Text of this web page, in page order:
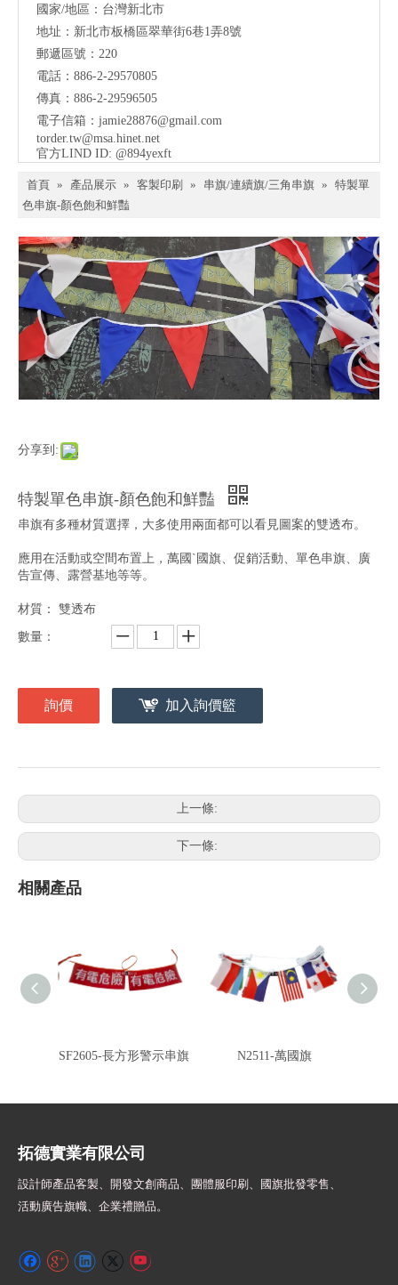
國家/地區：台灣新北市
地址：新北市板橋區翠華街6巷1弄8號
郵遞區號：220
電話：886-2-29570805
傳真：886-2-29596505
電子信箱： jamie28876@gmail.com
torder.tw@msa.hinet.net
官方LIND ID: @894yexft
首頁 » 產品展示 » 客製印刷 » 串旗/連續旗/三角串旗 » 特製單
色串旗-顏色飽和鮮豔
分享到:
特製單色串旗-顏色飽和鮮豔
串旗有多種材質選擇，大多使用兩面都可以看見圖案的雙透布。
應用在活動或空間布置上，萬國ˋ國旗、促銷活動、單色串旗、廣
告宣傳、露營基地等等。
材質： 雙透布
數量：
詢價 加入詢價籃
上一條:
下一條:
相關產品
SF2605-長方形警示串旗 N2511-萬國旗
拓德實業有限公司
設計師產品客製、開發文創商品、團體服印刷、 國旗批發零售、
活動廣告旗幟、 企業禮贈品。